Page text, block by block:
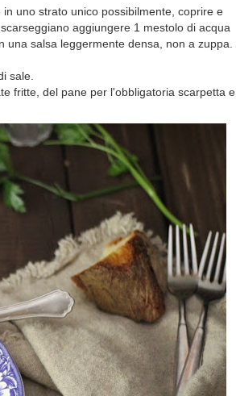
uno strato unico possibilmente, coprire e
aggiungere 1 mestolo di acqua
una salsa leggermente densa, non a zuppa.
sale.
fritte, del pane per l'obbligatoria scarpetta e